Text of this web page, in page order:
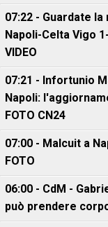
07:22 - Guardate
Napoli-Celta Vigo
VIDEO
07:21 - Infortunio
Napoli:
FOTO CN24
07:00 - Malcuit a
FOTO
06:00 - CdM -
può prendere